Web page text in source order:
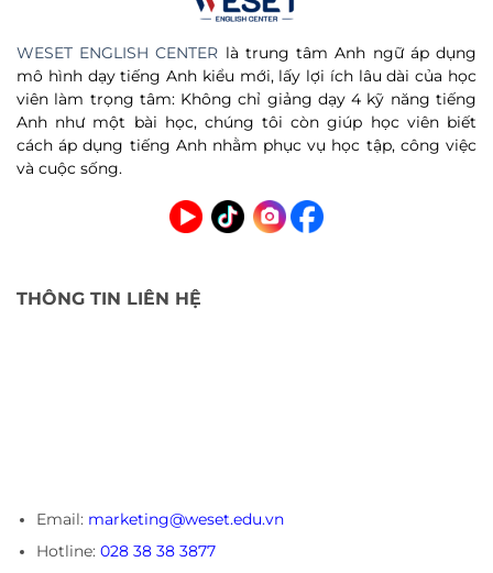
WESET ENGLISH CENTER là trung tâm Anh ngữ áp dụng
mô hình dạy tiếng Anh kiểu mới, lấy lợi ích lâu dài của học
viên làm trọng tâm: Không chỉ giảng dạy 4 kỹ năng tiếng
Anh như một bài học, chúng tôi còn giúp học viên biết
cách áp dụng tiếng Anh nhằm phục vụ học tập, công việc
và cuộc sống.
THÔNG TIN LIÊN HỆ
Email: marketing@weset.edu.vn
Hotline: 028 38 38 3877